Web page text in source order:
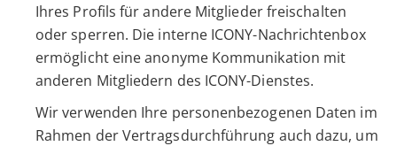
Ihres Profils für andere Mitglieder freischalten
oder sperren. Die interne ICONY-Nachrichtenbox
ermöglicht eine anonyme Kommunikation mit
anderen Mitgliedern des ICONY-Dienstes.
Wir verwenden Ihre personenbezogenen Daten im
Rahmen der Vertragsdurchführung auch dazu, um